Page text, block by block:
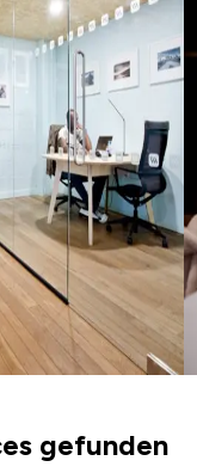
gefunden